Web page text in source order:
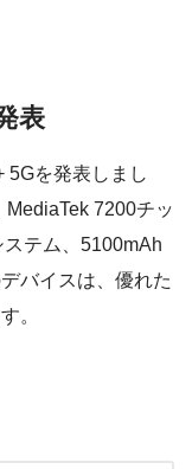
表
5Gを発表しまし
7200チッ
テム、5100mAh
バイスは、優れた
。